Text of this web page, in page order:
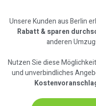
Unsere Kunden aus Berlin
Rabatt & sparen
anderen
Nutzen Sie diese
und unverbindliches